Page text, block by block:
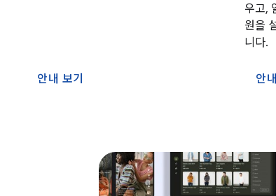
안내 보기
우고,
원을
니다.
안